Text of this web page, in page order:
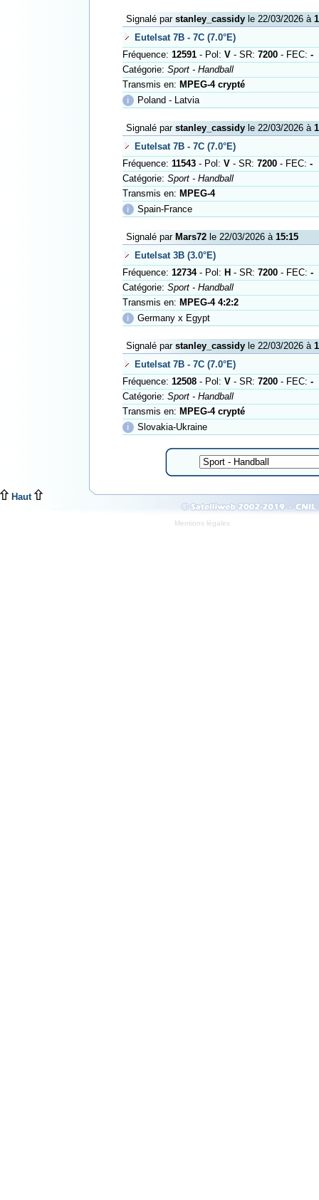
Signalé par stanley_cassidyle 22/03/2026 à
Eutelsat 7B - 7C (7.0°E)
Fréquence: 12591- Pol: V- SR: 7200- FEC: -
Catégorie: Sport - Handball
Transmis en: MPEG-4 crypté
ℹ
Poland - Latvia
Signalé par stanley_cassidyle 22/03/2026 à
Eutelsat 7B - 7C (7.0°E)
Fréquence: 11543- Pol: V- SR: 7200- FEC: -
Catégorie: Sport - Handball
Transmis en: MPEG-4
ℹ
Spain-France
Signalé par Mars72le 22/03/2026 à 15:15
Eutelsat 3B (3.0°E)
Fréquence: 12734- Pol: H - SR: 7200- FEC: -
Catégorie: Sport - Handball
Transmis en: MPEG-4 4:2:2
ℹ
Germany x Egypt
Signalé par stanley_cassidyle 22/03/2026 à
Eutelsat 7B - 7C (7.0°E)
Fréquence: 12508- Pol: V- SR: 7200- FEC: -
Catégorie: Sport - Handball
Transmis en: MPEG-4 crypté
ℹ
Slovakia-Ukraine
Haut
Mentions légales